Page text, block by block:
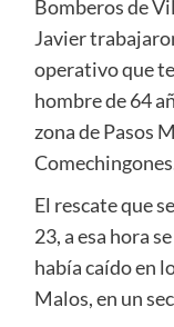
Bomberos de
Javier
operativo que
hombre de 64
zona de Pasos
El rescate que
23, a esa hora
había caído en
Malos, en un